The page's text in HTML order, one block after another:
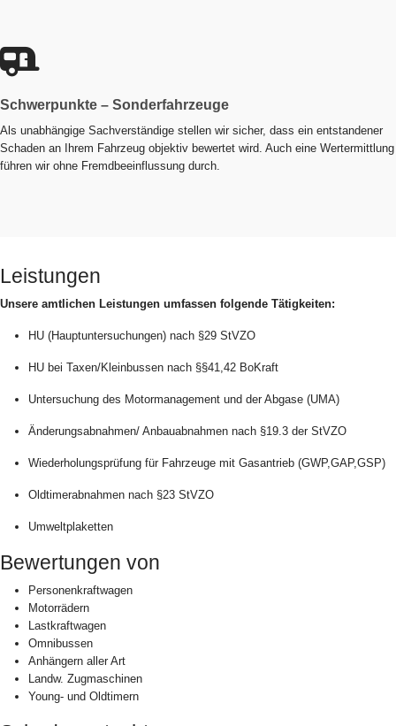
Schwerpunkte – Sonderfahrzeuge
Als unabhängige Sachverständige stellen wir sicher, dass ein entstandener
Schaden an Ihrem Fahrzeug objektiv bewertet wird. Auch eine Wertermittlung
führen wir ohne Fremdbeeinflussung durch.
Leistungen
Unsere amtlichen Leistungen umfassen folgende Tätigkeiten:
HU (Hauptuntersuchungen) nach §29 StVZO
HU bei Taxen/Kleinbussen nach §§41,42 BoKraft
Untersuchung des Motormanagement und der Abgase (UMA)
Änderungsabnahmen/ Anbauabnahmen nach §19.3 der StVZO
Wiederholungsprüfung für Fahrzeuge mit Gasantrieb (GWP,GAP,GSP)
Oldtimerabnahmen nach §23 StVZO
Umweltplaketten
Bewertungen von
Personenkraftwagen
Motorrädern
Lastkraftwagen
Omnibussen
Anhängern aller Art
Landw. Zugmaschinen
Young- und Oldtimern